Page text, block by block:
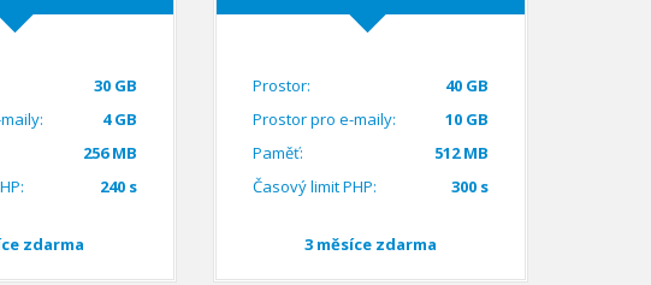
30 GB
4 GB
256 MB
240 s
zdarma
Prostor:
40 GB
Prostor pro e-maily:
10 GB
Paměť:
512 MB
Časový limit PHP:
300 s
3 měsíce zdarma